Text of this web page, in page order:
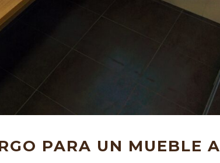
PARA UN MUEBLE A